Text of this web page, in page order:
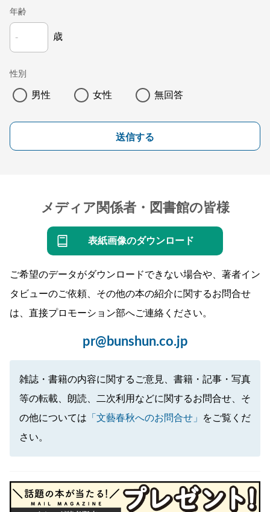
年齢
歳
性別
男性 女性 無回答
送信する
メディア関係者・図書館の皆様
表紙画像のダウンロード
ご希望のデータがダウンロードできない場合や、著者イン
タビューのご依頼、その他の本の紹介に関するお問合せ
は、直接プロモーション部へご連絡ください。
pr@bunshun.co.jp
雑誌・書籍の内容に関するご意見、書籍・記事・写真
等の転載、朗読、二次利用などに関するお問合せ、そ
の他については 「文藝春秋へのお問合せ」
をご覧くだ
さい。